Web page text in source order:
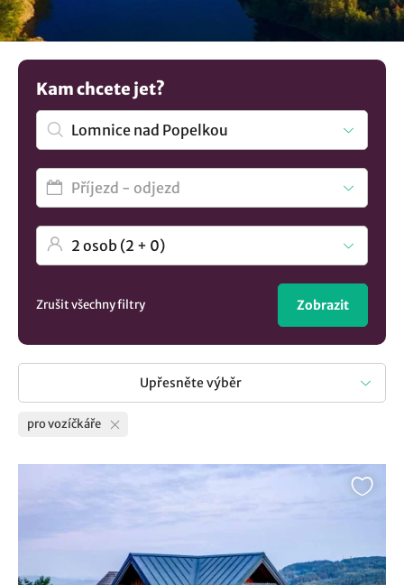
úplné nebo částečné bezbariérové zázemí. Užijte si
dovolenou bez omezení! Máte jinou představu? V nabídce
máme více možnostíubytování v lokalitě Lomnice nad
Kam chcete jet?
Zrušit všechny filtry Zobrazit
Upřesněte výběr
pro vozíčkáře